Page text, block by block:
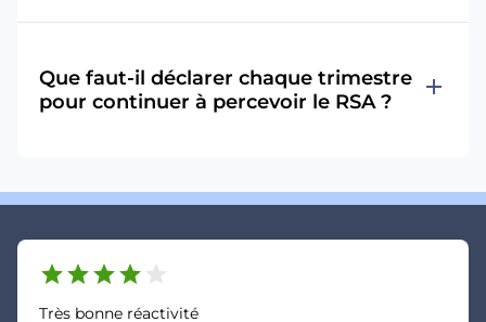
Que faut-il déclarer chaque trimestre
pour continuer à percevoir le RSA ?
add
starstarstarstar star
Très bonne réactivité